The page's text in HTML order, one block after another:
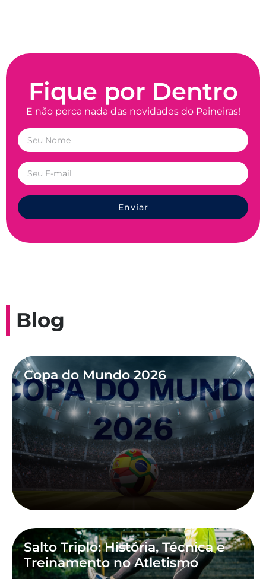
Fique por Dentro
E não perca nada das novidades do Paineiras!
Enviar
Blog
Copa do Mundo 2026
Salto Triplo: História, Técnica e
Treinamento no Atletismo